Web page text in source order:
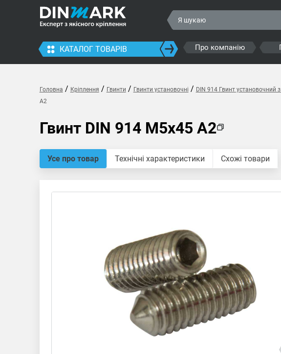
КАТАЛОГ ТОВАРІВ Про компанію
Головна / Кріплення / Гвинти / Гвинти установочні / DIN 914 Гвинт установочний
A2
Гвинт DIN 914 M5x45 A2
Усе про товар Технічні характеристики Схожі товари